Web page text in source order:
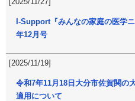
I-Support『みんなの家庭の医学
年12月号
[2025/11/19]
令和7年11月18日大分市佐賀関の
適用について